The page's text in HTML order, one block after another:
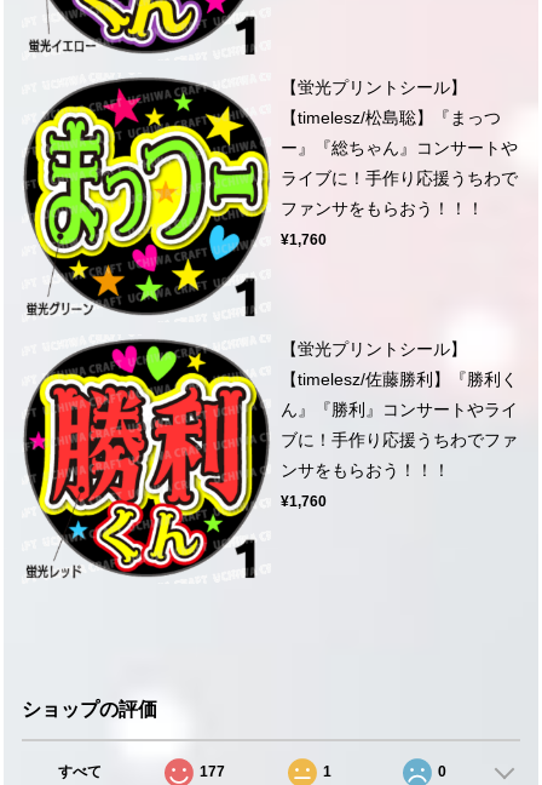
【蛍光プリントシール】
【timelesz/松島聡】『まっつ
ー』『総ちゃん』コンサートや
ライブに！手作り応援うちわで
ファンサをもらおう！！！
¥1,760
【蛍光プリントシール】
【timelesz/佐藤勝利】『勝利く
ん』『勝利』コンサートやライ
ブに！手作り応援うちわでファ
ンサをもらおう！！！
¥1,760
ショップの評価
すべて 177 1 0